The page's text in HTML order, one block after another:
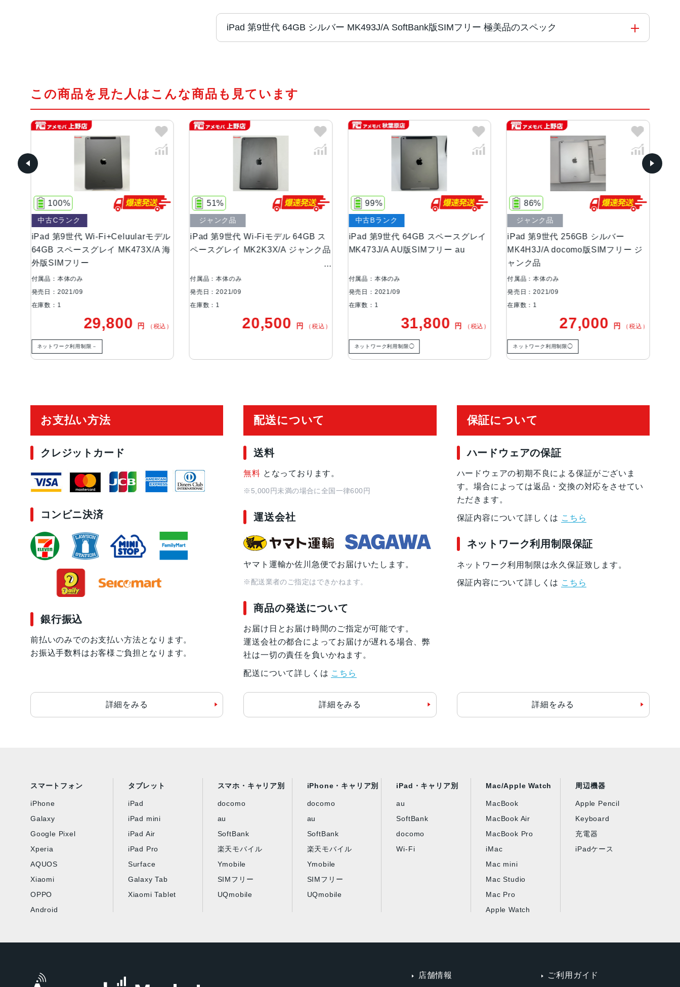
iPad 第9世代 64GB シルバー MK493J/A SoftBank版SIMフリー 極美品のスペック
カラー シルバー、スペースグレイ
サイズ・重さ 174.1ｘ250.6ｘ7.5mm・487ｇ
液晶
IPSテクノロジー搭載10.2インチ（対角）LEDバックライトMulti-Touchディスプレ
ストレージ 64GB、256GB
カメラ
8MP広角カメラ
最大5倍のデジタルズーム
5枚構成のレンズ
パノラマ（最大43MP）
写真へのジオタグ添付
自動手ぶれ補正
バーストモード
加速度センサー
気圧計
環境光センサー
バッテリー駆動時
32.4Whリチャージャブルリチウムポリマーバッテリー内蔵
Wi-Fiでのインターネット利用、ビデオ再生、オーディオ再生：最大10時間
電源アダプタ、またはUSB-C経由でコンピュータを使って充電
この商品を見た人はこんな商品も見ています
Fi+Celuularモデル
レイ MK473X/A 海
iPad 第9世代 Wi-Fiモデル 64GB ス
ペースグレイ MK2K3X/A ジャンク品
51%
20,500
iPad 第9世代 64GB スペースグレイ
MK473J/A AU版SIMフリー au
99%
31,800
iPad 第9世代 256GB シルバー
MK4H3J/A docomo版SIMフリー ジ
86%
27,000
iPad 第9世代 Wi-Fiモデル
ルバー MK2L3J/A ジャンク
95%
18,500
お支払い方法
クレジットカード
コンビニ決済
銀行振込
前払いのみでのお支払い方法となります。
お振込手数料はお客様ご負担となります。
詳細をみる
配送について
送料
無料 となっております。
※5,000円未満の場合に全国一律600円
運送会社
ヤマト運輸か佐川急便でお届けいたします。
※配送業者のご指定はできかねます。
商品の発送について
お届け日とお届け時間のご指定が可能です。
運送会社の都合によってお届けが遅れる場合、弊
社は一切の責任を負いかねます。
配送について詳しくは こちら
詳細をみる
保証について
ハードウェアの保証
ハードウェアの初期不良による保証がございま
す。場合によっては返品・交換の対応をさせてい
ただきます。
保証内容について詳しくは こちら
ネットワーク利用制限保証
ネットワーク利用制限は永久保証致します。
保証内容について詳しくは こちら
詳細をみる
スマートフォン
iPhone
Galaxy
Google Pixel
Xperia
AQUOS
Xiaomi
OPPO
Android
タブレット
iPad
iPad mini
iPad Air
iPad Pro
Surface
Galaxy Tab
Xiaomi Tablet
スマホ・キャリア別
docomo
au
SoftBank
楽天モバイル
Ymobile
SIMフリー
UQmobile
iPhone・キャリア別
docomo
au
SoftBank
楽天モバイル
Ymobile
SIMフリー
UQmobile
iPad・キャリア別
au
SoftBank
docomo
Wi-Fi
Mac/Apple Watch
MacBook
MacBook Air
MacBook Pro
iMac
Mac mini
Mac Studio
Mac Pro
Apple Watch
周辺機器
Apple Pencil
Keyboard
充電器
iPadケース
店舗情報 ご利用ガイド